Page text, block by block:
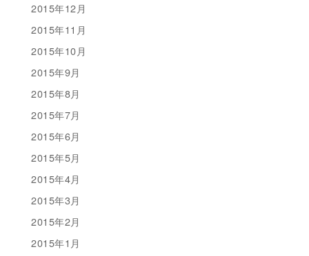
2015年12月
2015年11月
2015年10月
2015年9月
2015年8月
2015年7月
2015年6月
2015年5月
2015年4月
2015年3月
2015年2月
2015年1月